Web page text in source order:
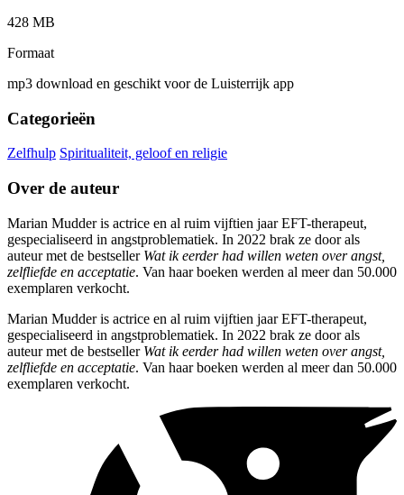
428 MB
Formaat
mp3 download en geschikt voor de Luisterrijk app
Categorieën
Zelfhulp Spiritualiteit, geloof en religie
Over de auteur
Marian Mudder is actrice en al ruim vijftien jaar EFT-therapeut,
gespecialiseerd in angstproblematiek. In 2022 brak ze door als
auteur met de bestseller Wat ik eerder had willen weten over angst,
zelfliefde en acceptatie. Van haar boeken werden al meer dan 50.000
exemplaren verkocht.
Marian Mudder is actrice en al ruim vijftien jaar EFT-therapeut,
gespecialiseerd in angstproblematiek. In 2022 brak ze door als
auteur met de bestseller Wat ik eerder had willen weten over angst,
zelfliefde en acceptatie. Van haar boeken werden al meer dan 50.000
exemplaren verkocht.